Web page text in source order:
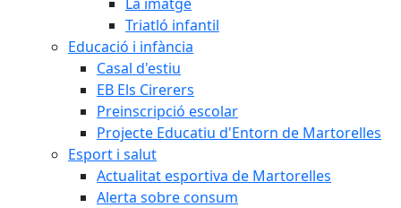
Triatló infantil
Educació i infància
Casal d'estiu
EB Els Cirerers
Preinscripció escolar
Projecte Educatiu d'Entorn de Martorelles
Esport i salut
Actualitat esportiva de Martorelles
Alerta sobre consum